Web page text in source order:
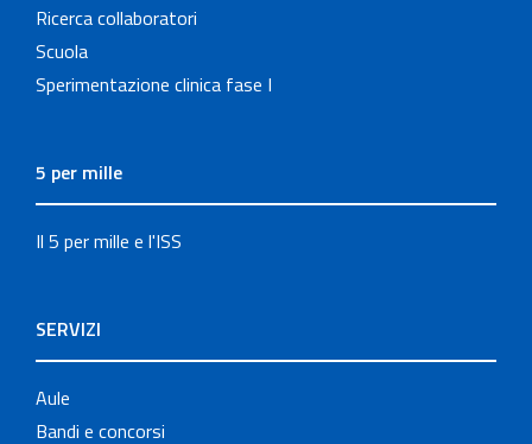
Ricerca collaboratori
Scuola
Sperimentazione clinica fase I
5 per mille
Il 5 per mille e l'ISS
SERVIZI
Aule
Bandi e concorsi